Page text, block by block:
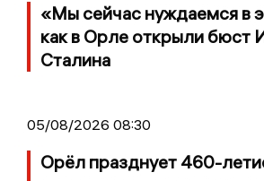
«Мы сейчас нуждаемся в
как в Орле открыли бюст
Сталина
05/08/2026 08:30
Орёл празднует 460-